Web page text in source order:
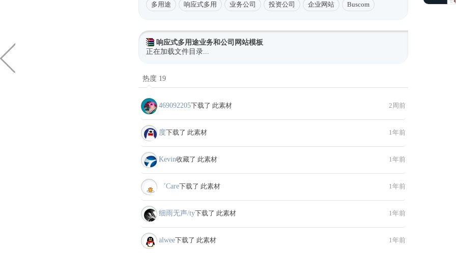
多用途 响应式多用 业务公司 投资公司 企业网站 Buscom
响应式多用途业务和公司网站模板
正在加载文件目录...
热度 19
469092205下载了 此素材 2周前
度下载了 此素材 1年前
Kevin收藏了 此素材 1年前
゛Care下载了 此素材 1年前
细雨无声/ty下载了 此素材 1年前
alwee下载了 此素材 1年前